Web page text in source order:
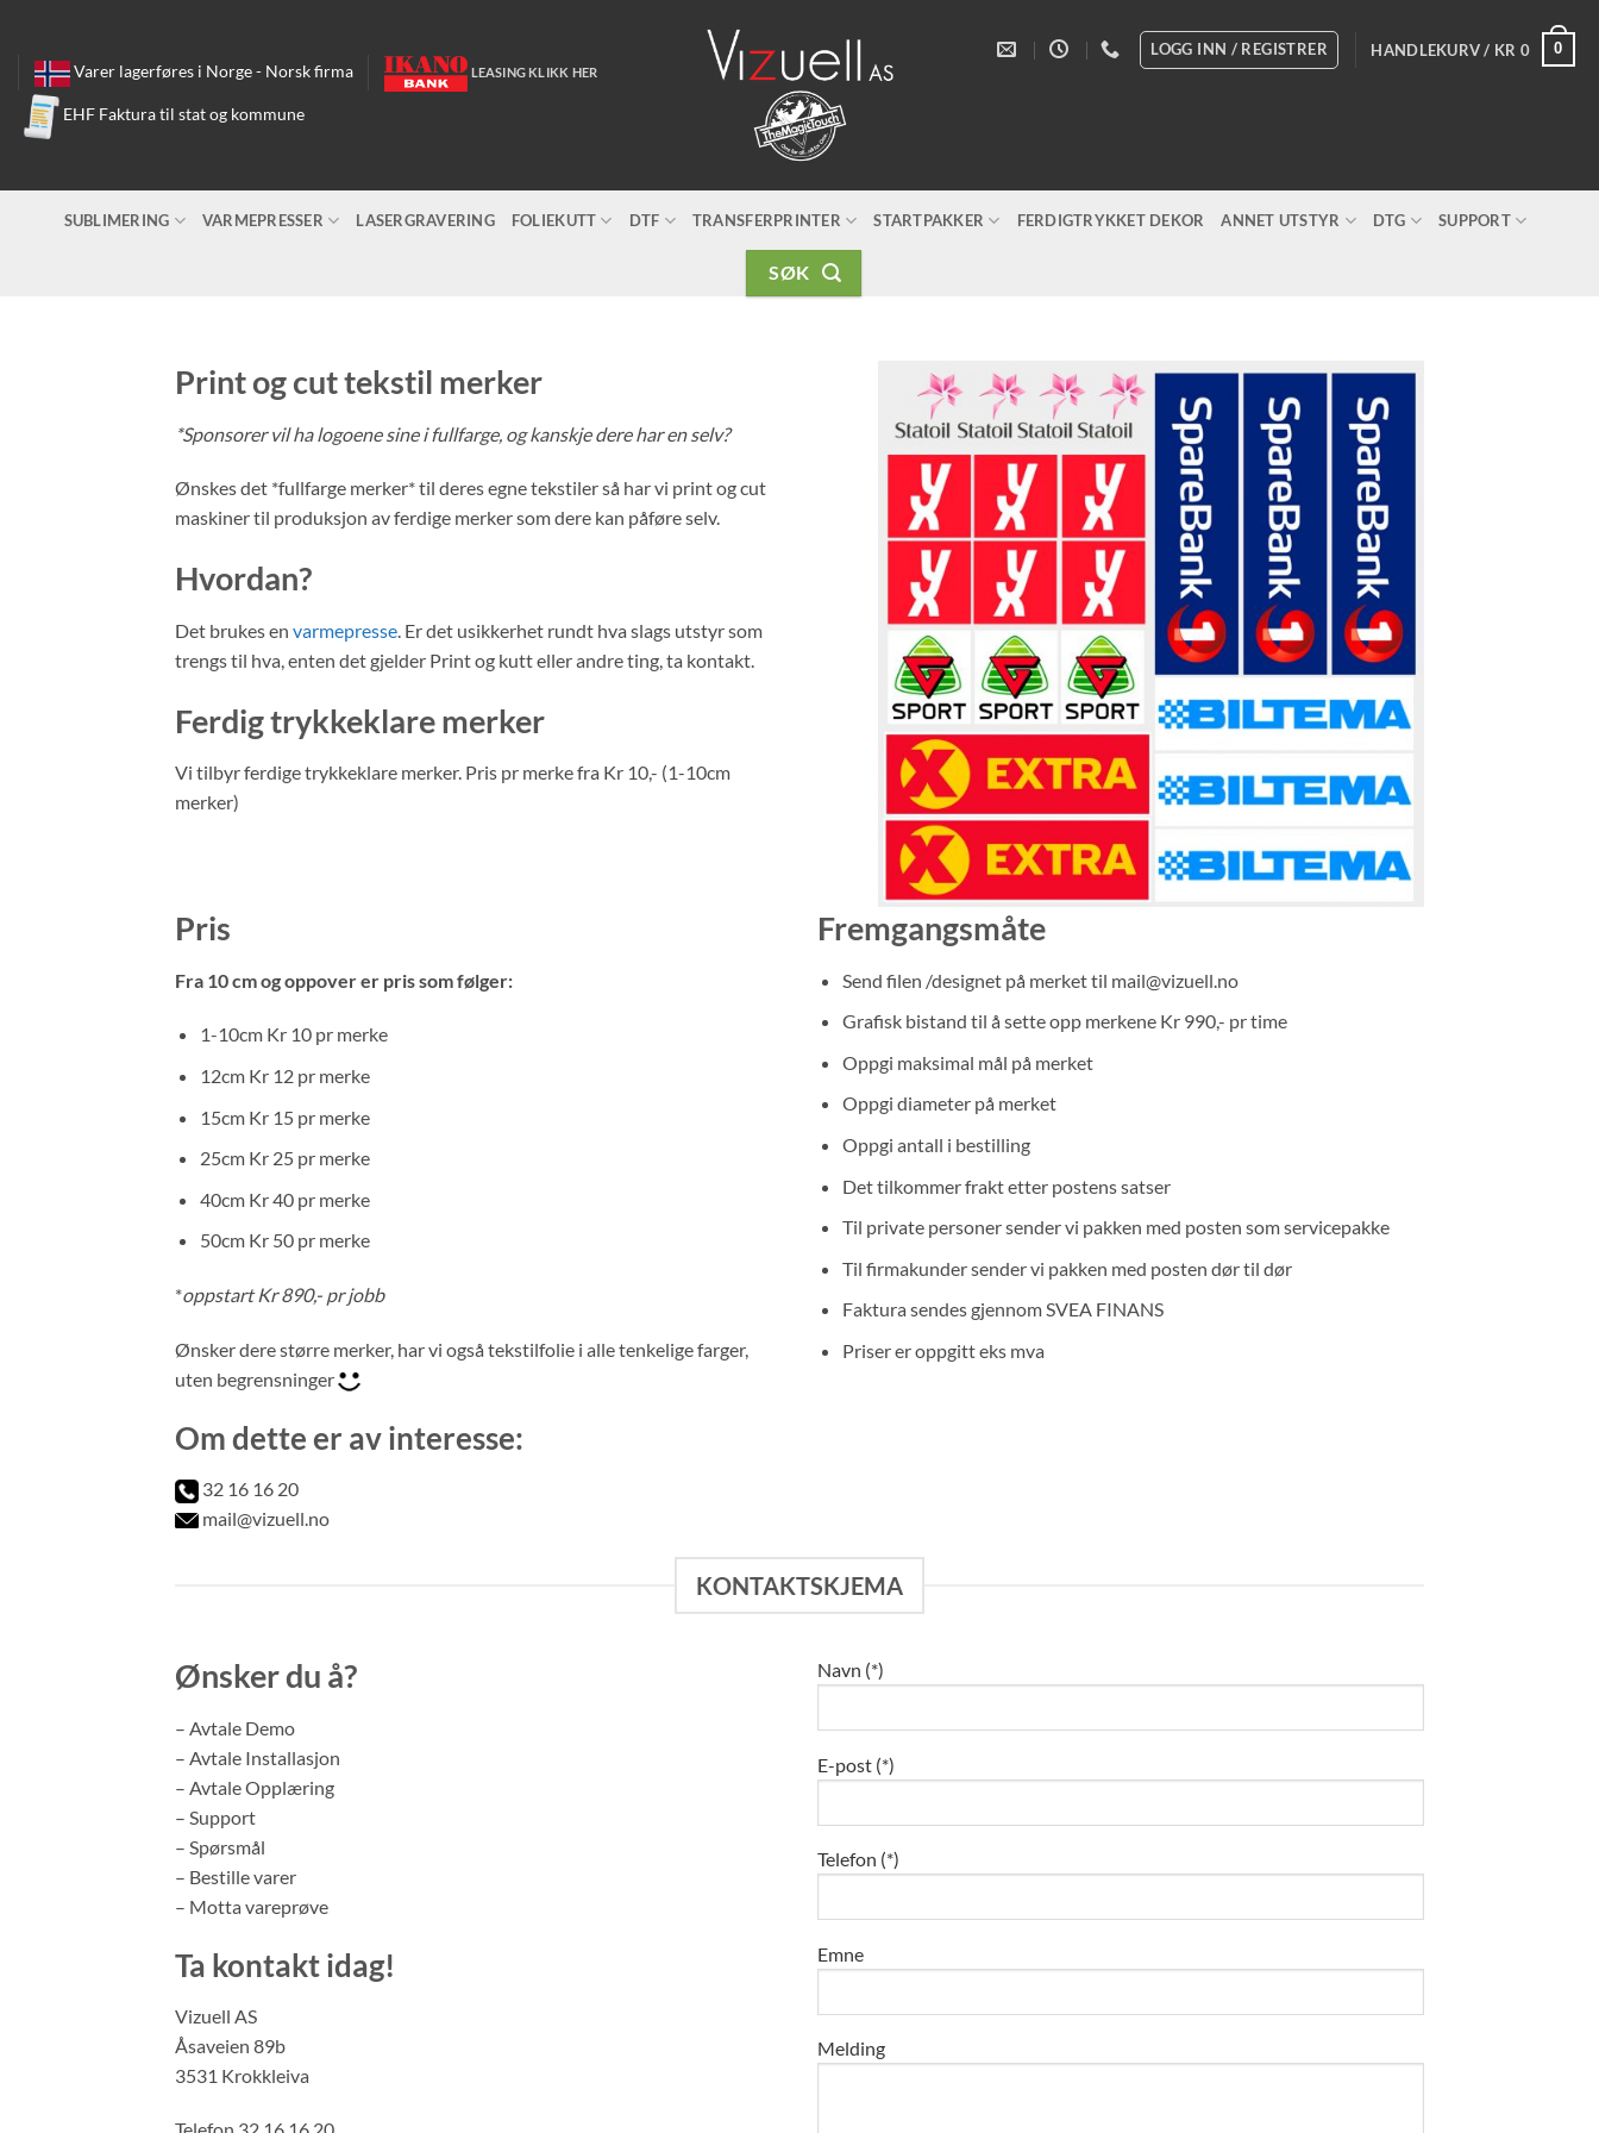
content Varer lagerføres i Norge - Norsk firma LEASING KLIKK HER
EHF Faktura til stat og kommune
LOGG INN / REGISTRER HANDLEKURV / KR 0 0
SUBLIMERING VARMEPRESSER LASERGRAVERING FOLIEKUTT DTF TRANSFERPRINTER STARTPAKKER FERDIGTRYKKET DEKOR ANNET UTSTYR DTG SUPPORT
SØK
Print og cut tekstil merker
*Sponsorer vil ha logoene sine i fullfarge, og kanskje dere har en selv?
Ønskes det *fullfarge merker* til deres egne tekstiler så har vi print og cut
maskiner til produksjon av ferdige merker som dere kan påføre selv.
Hvordan?
Det brukes en varmepresse. Er det usikkerhet rundt hva slags utstyr som
trengs til hva, enten det gjelder Print og kutt eller andre ting, ta kontakt.
Ferdig trykkeklare merker
Vi tilbyr ferdige trykkeklare merker. Pris pr merke fra Kr 10,- (1-10cm
merker)
Pris
Fra 10 cm og oppover er pris som følger:
1-10cm Kr 10 pr merke
12cm Kr 12 pr merke
15cm Kr 15 pr merke
25cm Kr 25 pr merke
40cm Kr 40 pr merke
50cm Kr 50 pr merke
*oppstart Kr 890,- pr jobb
Ønsker dere større merker, har vi også tekstilfolie i alle tenkelige farger,
uten begrensninger
Fremgangsmåte
Send filen /designet på merket til mail@vizuell.no
Grafisk bistand til å sette opp merkene Kr 990,- pr time
Oppgi maksimal mål på merket
Oppgi diameter på merket
Oppgi antall i bestilling
Det tilkommer frakt etter postens satser
Til private personer sender vi pakken med posten som servicepakke
Til firmakunder sender vi pakken med posten dør til dør
Faktura sendes gjennom SVEA FINANS
Priser er oppgitt eks mva
Om dette er av interesse:
32 16 16 20
mail@vizuell.no
KONTAKTSKJEMA
Ønsker du å?
– Avtale Demo
– Avtale Installasjon
– Avtale Opplæring
– Support
– Spørsmål
– Bestille varer
– Motta vareprøve
Ta kontakt idag!
Vizuell AS
Åsaveien 89b
3531 Krokkleiva
Navn (*)
E-post (*)
Telefon (*)
Emne
Melding